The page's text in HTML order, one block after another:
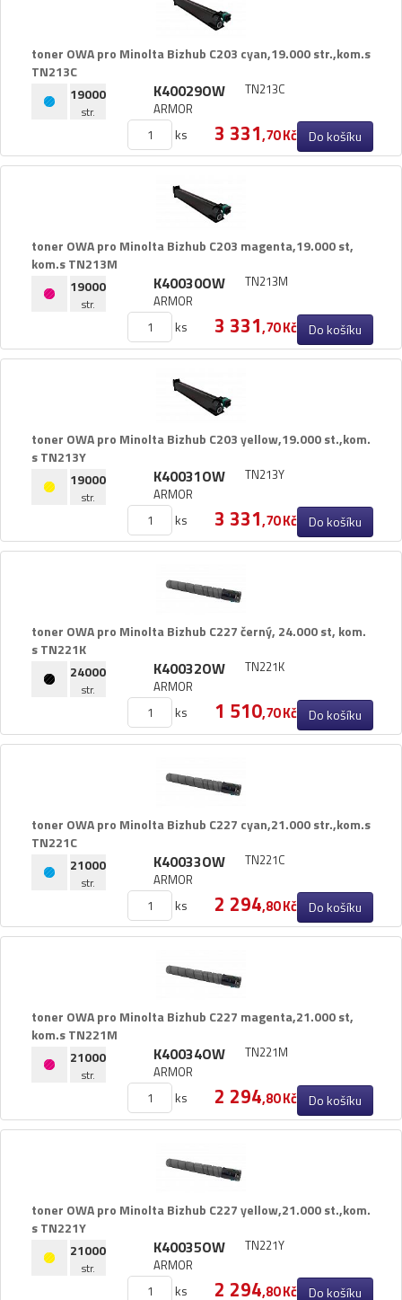
toner OWA pro Minolta Bizhub C203 cyan,​19.​000 str.​,​kom.​s
TN213C
19000
str.
K40029OW
ARMOR
TN213C
ks 3 331,70 Kč Do košíku
toner OWA pro Minolta Bizhub C203 magenta,​19.​000 st,​
kom.​s TN213M
19000
str.
K40030OW
ARMOR
TN213M
ks 3 331,70 Kč Do košíku
toner OWA pro Minolta Bizhub C203 yellow,​19.​000 st.​,​kom.​
s TN213Y
19000
str.
K40031OW
ARMOR
TN213Y
ks 3 331,70 Kč Do košíku
toner OWA pro Minolta Bizhub C227 černý,​ 24.​000 st,​ kom.​
s TN221K
24000
str.
K40032OW
ARMOR
TN221K
ks 1 510,70 Kč Do košíku
toner OWA pro Minolta Bizhub C227 cyan,​21.​000 str.​,​kom.​s
TN221C
21000
str.
K40033OW
ARMOR
TN221C
ks 2 294,80 Kč Do košíku
toner OWA pro Minolta Bizhub C227 magenta,​21.​000 st,​
kom.​s TN221M
21000
str.
K40034OW
ARMOR
TN221M
ks 2 294,80 Kč Do košíku
toner OWA pro Minolta Bizhub C227 yellow,​21.​000 st.​,​kom.​
s TN221Y
21000
str.
K40035OW
ARMOR
TN221Y
ks 2 294,80 Kč Do košíku